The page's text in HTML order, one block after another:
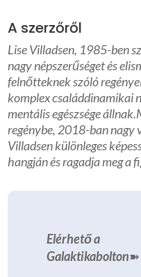
A szerzőről
Lise Villadsen, 1985-ben
nagy népszerűséget és
felnőtteknek szóló
komplex családdinamikai
mentális egészsége állnak.
regénybe, 2018-ban
Villadsen különleges
hangján és ragadja meg a
Elérhető a
Galaktikabolton➽